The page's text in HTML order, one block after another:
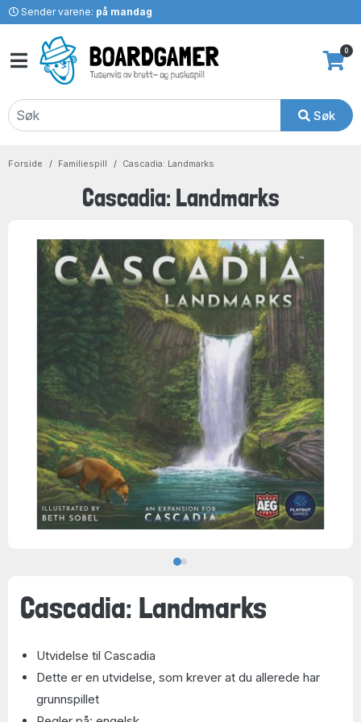
Sender varene: på mandag
Søk
0
Forside Familiespill Cascadia: Landmarks
Cascadia: Landmarks
Cascadia: Landmarks
Utvidelse til Cascadia
Dette er en utvidelse, som krever at du allerede har
grunnspillet